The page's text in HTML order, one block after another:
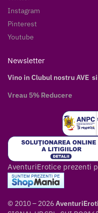
Instagram
Pinterest
Youtube
Newsletter
Vino in Clubul nostru AVE
Vreau 5% Reducere
AventuriErotice prezenti
© 2010 – 2026